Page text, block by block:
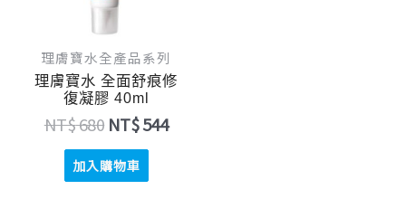
理膚寶水全產品系列
理膚寶水 全面舒痕修
復凝膠 40ml
NT$680 NT$544
加入購物車